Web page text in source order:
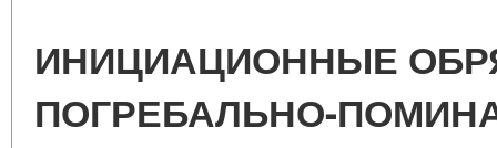
ИНИЦИАЦИОННЫЕ
ПОГРЕБАЛЬНО-